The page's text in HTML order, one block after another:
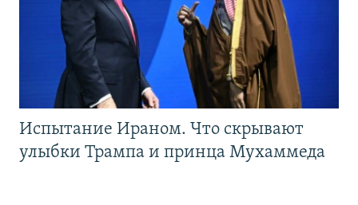
Испытание Ираном. Что скрывают
улыбки Трампа и принца Мухаммеда